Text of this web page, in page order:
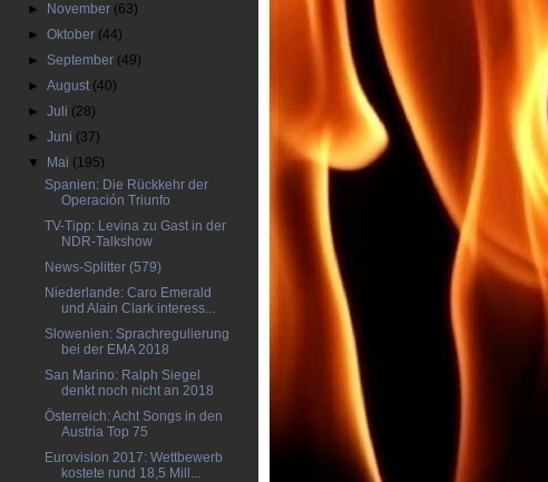
►
November (63)
►Oktober (44)
► September (49)
►August (40)
►Juli (28)
►Juni (37)
▼
Mai (195)
Spanien: Die Rückkehr der
Operación Triunfo
TV-Tipp: Levina zu Gast in der
NDR-Talkshow
News-Splitter (579)
Niederlande: Caro Emerald
und Alain Clark interess...
Slowenien: Sprachregulierung
bei der EMA 2018
San Marino: Ralph Siegel
denkt noch nicht an 2018
Österreich: Acht Songs in den
Austria Top 75
Eurovision 2017: Wettbewerb
kostete rund 18,5 Mill...